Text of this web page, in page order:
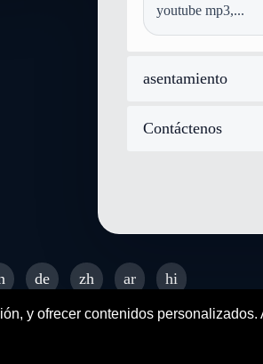
y ofrecer contenidos
convertir image-webp a image-
youtube mp3,...
asentamiento
Contáctenos
de zh ar
hi
- All rights reserved